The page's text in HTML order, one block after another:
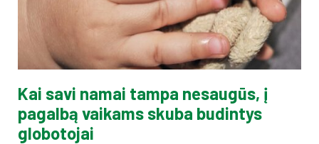
Kai savi namai tampa nesaugūs, į
pagalbą vaikams skuba budintys
globotojai